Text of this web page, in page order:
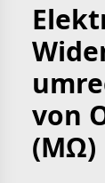
von
(MΩ)